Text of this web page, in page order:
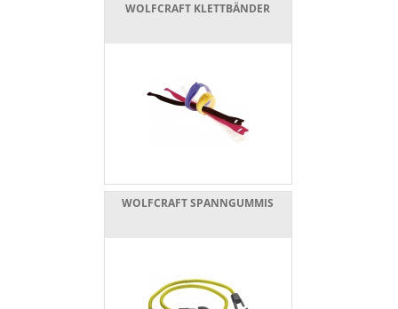
WOLFCRAFT KLETTBÄNDER
WOLFCRAFT SPANNGUMMIS